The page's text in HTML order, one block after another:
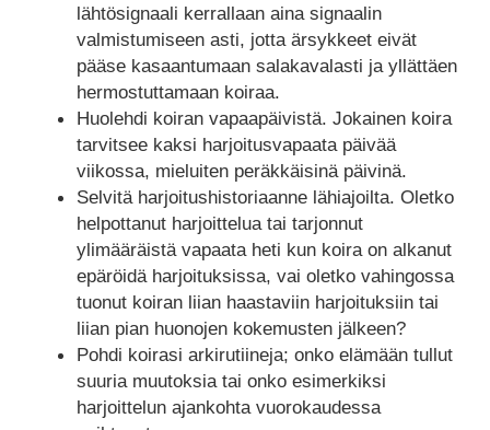
lähtösignaali kerrallaan aina signaalin
valmistumiseen asti, jotta ärsykkeet eivät
pääse kasaantumaan salakavalasti ja yllättäen
hermostuttamaan koiraa.
Huolehdi koiran vapaapäivistä. Jokainen koira
tarvitsee kaksi harjoitusvapaata päivää
viikossa, mieluiten peräkkäisinä päivinä.
Selvitä harjoitushistoriaanne lähiajoilta. Oletko
helpottanut harjoittelua tai tarjonnut
ylimääräistä vapaata heti kun koira on alkanut
epäröidä harjoituksissa, vai oletko vahingossa
tuonut koiran liian haastaviin harjoituksiin tai
liian pian huonojen kokemusten jälkeen?
Pohdi koirasi arkirutiineja; onko elämään tullut
suuria muutoksia tai onko esimerkiksi
harjoittelun ajankohta vuorokaudessa